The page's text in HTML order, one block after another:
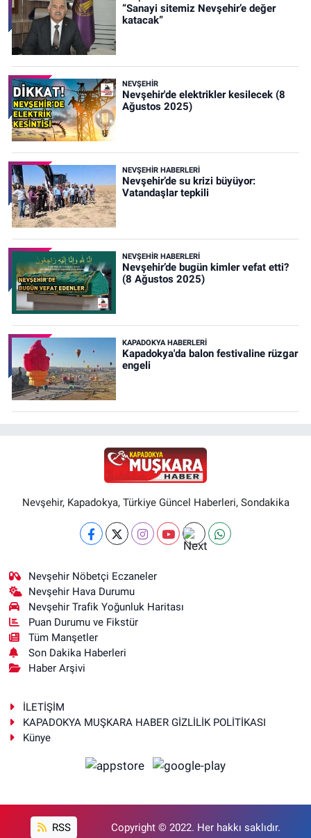
“Sanayi sitemiz Nevşehir’e değer
katacak”
NEVŞEHIR
Nevşehir'de elektrikler kesilecek (8
Ağustos 2025)
NEVŞEHIR HABERLERI
Nevşehir’de su krizi büyüyor:
Vatandaşlar tepkili
NEVŞEHIR HABERLERI
Nevşehir’de bugün kimler vefat etti?
(8 Ağustos 2025)
KAPADOKYA HABERLERI
Kapadokya'da balon festivaline rüzgar
engeli
Nevşehir, Kapadokya, Türkiye Güncel Haberleri, Sondakika
Nevşehir Nöbetçi Eczaneler
Nevşehir Hava Durumu
Nevşehir Trafik Yoğunluk Haritası
Puan Durumu ve Fikstür
Tüm Manşetler
Son Dakika Haberleri
Haber Arşivi
İLETİŞİM
KAPADOKYA MUŞKARA HABER GİZLİLİK POLİTİKASI
Künye
RSS Copyright © 2022. Her hakkı saklıdır.